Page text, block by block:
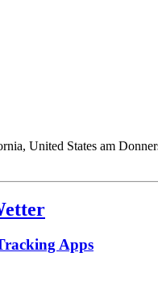
United States am
Apps